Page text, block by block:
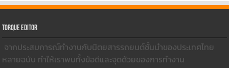
Torque Editor
จากประสบการณ์ทำงานกับนิตยสารรถยนต์ชั้นนำของประเทศไทย
หลายฉบับ ทำให้เราพบทั้งข้อดีและจุดด้วยของการทำงาน